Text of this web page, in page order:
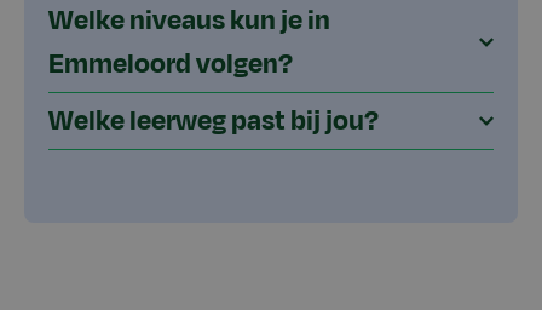
Welke niveaus kun je in
Emmeloord volgen?
Welke leerweg past bij jou?